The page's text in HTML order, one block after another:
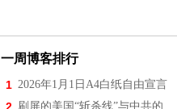
一周博客排行
1 2026年1月1日A4白纸自由宣言
刷屏的美国“斩杀线”与中共的